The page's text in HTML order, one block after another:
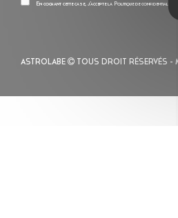
En cochant cette case, j’accepte la Politique de confidentialité
ASTROLABE TOUS DROIT RÉSERVÉS -